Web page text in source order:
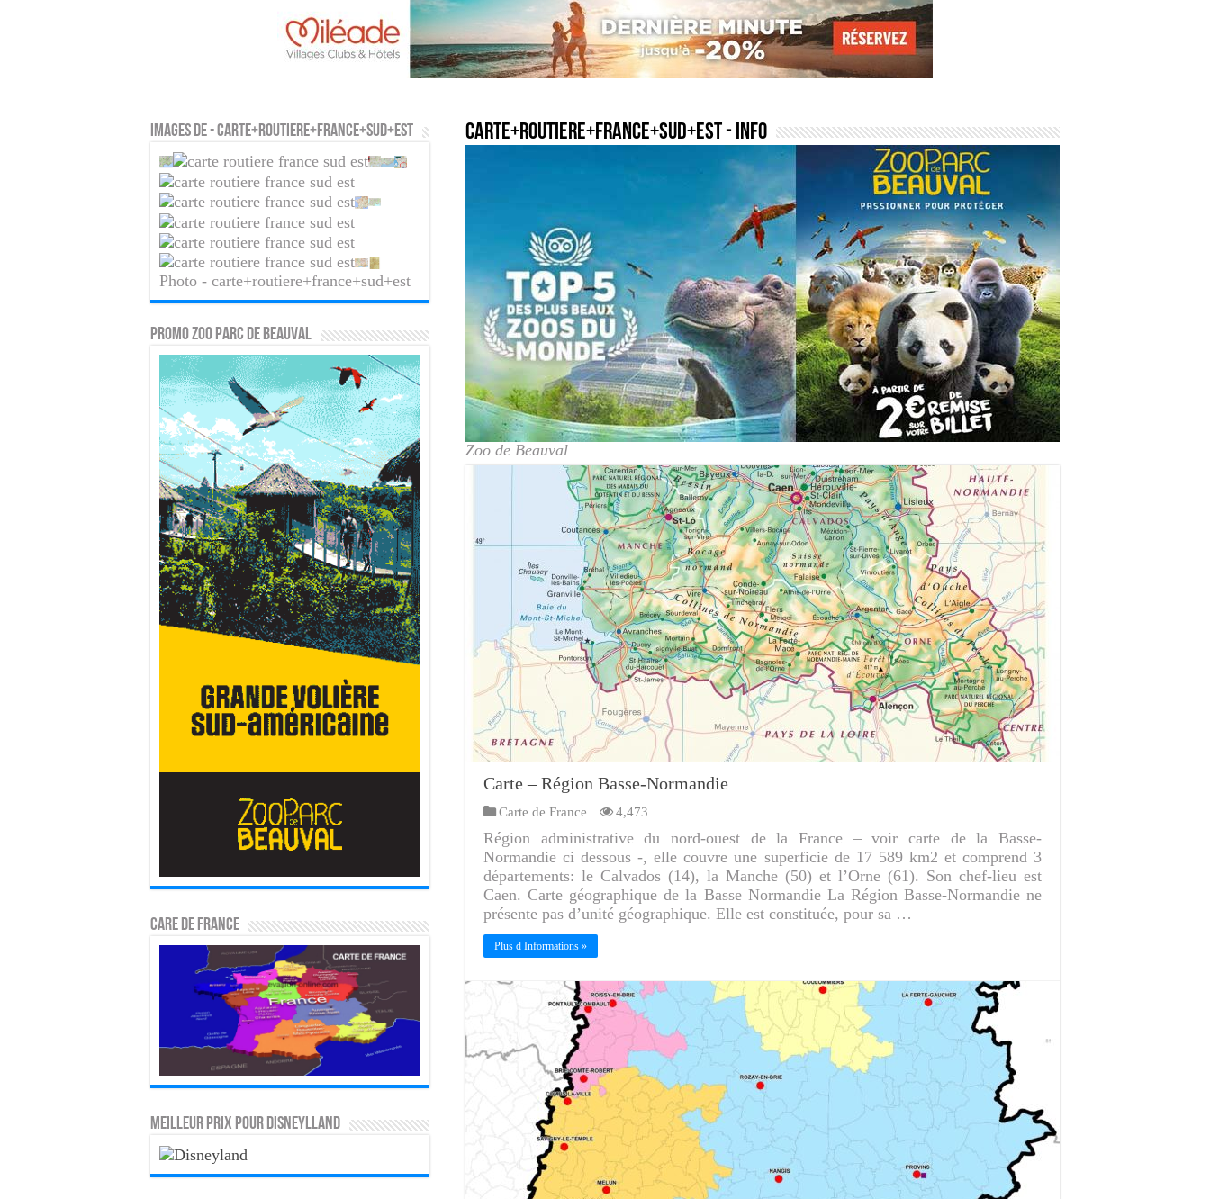
carte+routiere+france+sud+est- Info
Zoo de Beauval
Carte – Région Basse-Normandie
Carte de France 4,473
Région administrative du nord-ouest de la France – voir carte de la Basse-
Normandie ci dessous -, elle couvre une superficie de 17 589 km2 et comprend 3
départements: le Calvados (14), la Manche (50) et l’Orne (61). Son chef-lieu est
Caen. Carte géographique de la Basse Normandie La Région Basse-Normandie ne
présente pas d’unité géographique. Elle est constituée, pour sa …
Plus d Informations »
Images de - carte+routiere+france+sud+est
Photo - carte+routiere+france+sud+est
PROMO ZOO PARC DE BEAUVAL
CARE DE FRANCE
MEILLEUR PRIX POUR DISNEYLLAND